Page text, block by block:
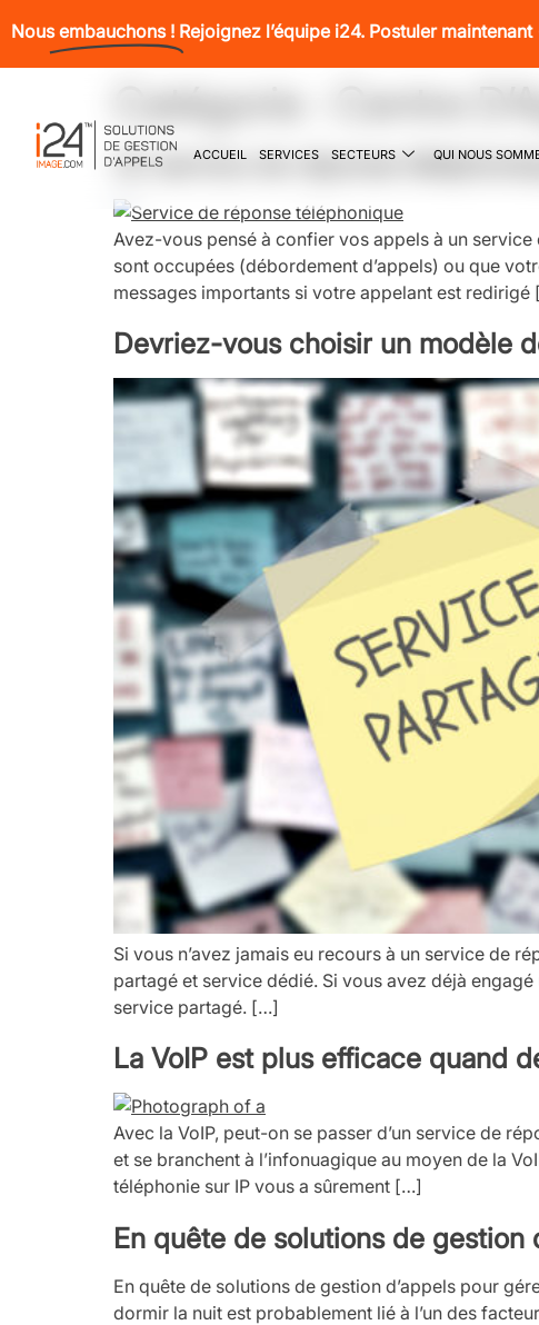
Nousembauchons ! Rejoignez l’équipe i24. Postuler
ACCUEIL SERVICES SECTEURS QUI NOUS
Catégorie : Centre
Un service de réponse
Avez-vous pensé à confier vos appels à un
sont occupées (débordement d’appels) ou que
messages importants si votre appelant est redirigé
Devriez-vous choisir un modèle
Si vous n’avez jamais eu recours à un service de
partagé et service dédié. Si vous avez déjà
service partagé. […]
La VoIP est plus efficace quand
Avec la VoIP, peut-on se passer d’un service de
et se branchent à l’infonuagique au moyen de la
téléphonie sur IP vous a sûrement […]
En quête de solutions de gestion
En quête de solutions de gestion d’appels pour
dormir la nuit est probablement lié à l’un des